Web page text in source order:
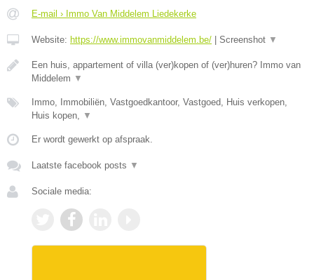
E-mail › Immo Van Middelem Liedekerke
Website: https://www.immovanmiddelem.be/ Screenshot ▼
Een huis, appartement of villa (ver)kopen of (ver)huren? Immo van
Middelem ▼
Immo, Immobiliën, Vastgoedkantoor, Vastgoed, Huis verkopen,
Huis kopen,
▼
Er wordt gewerkt op afspraak.
Laatste facebook posts ▼
Sociale media: